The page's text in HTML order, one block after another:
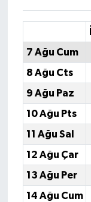
7 Ağu Cum
8 Ağu Cts
9 Ağu Paz
10 Ağu Pts
11 Ağu Sal
12 Ağu Çar
13 Ağu Per
14 Ağu Cum